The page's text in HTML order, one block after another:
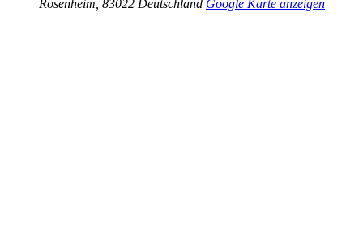
Rosenheim 83022 Deutschland Google Karte anzeigen